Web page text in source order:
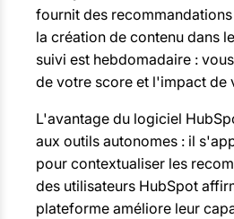
fournit des
la création de contenu dans
suivi est hebdomadaire :
de votre score et l'impact de
L'avantage du logiciel
aux outils autonomes : il
pour contextualiser les
des utilisateurs HubSpot
plateforme améliore leur